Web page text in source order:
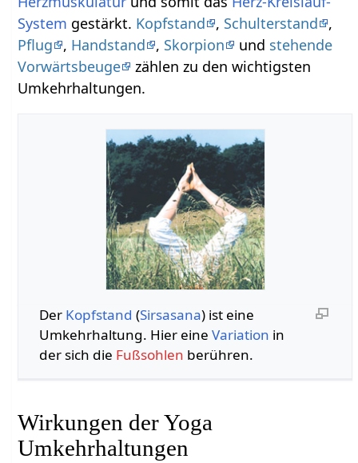
System gestärkt. Kopfstand , Schulterstand
,
Pflug
, Handstand , Skorpion und stehende
Vorwärtsbeuge
zählen zu den wichtigsten
Umkehrhaltungen.
Der Kopfstand (Sirsasana) ist eine
Umkehrhaltung. Hier eine Variation in
der sich die Fußsohlen berühren.
Wirkungen der Yoga
Umkehrhaltungen